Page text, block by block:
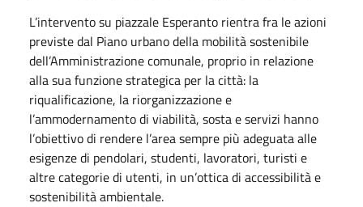
L’intervento su piazzale Esperanto rientra fra le azioni
previste dal Piano urbano della mobilità sostenibile
dell’Amministrazione comunale, proprio in relazione
alla sua funzione strategica per la città: la
riqualificazione, la riorganizzazione e
l’ammodernamento di viabilità, sosta e servizi hanno
l’obiettivo di rendere l’area sempre più adeguata alle
esigenze di pendolari, studenti, lavoratori, turisti e
altre categorie di utenti, in un’ottica di accessibilità e
sostenibilità ambientale.